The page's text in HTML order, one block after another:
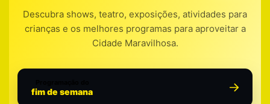
Descubra shows, teatro, exposições, atividades para
crianças e os melhores programas para aproveitar a
Cidade Maravilhosa.
fim de semana